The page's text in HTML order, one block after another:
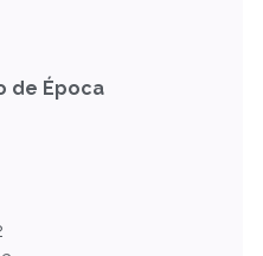
de Época